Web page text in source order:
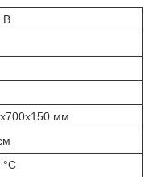
В
мм
°С